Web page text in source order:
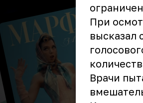
При
высказал
Врачи